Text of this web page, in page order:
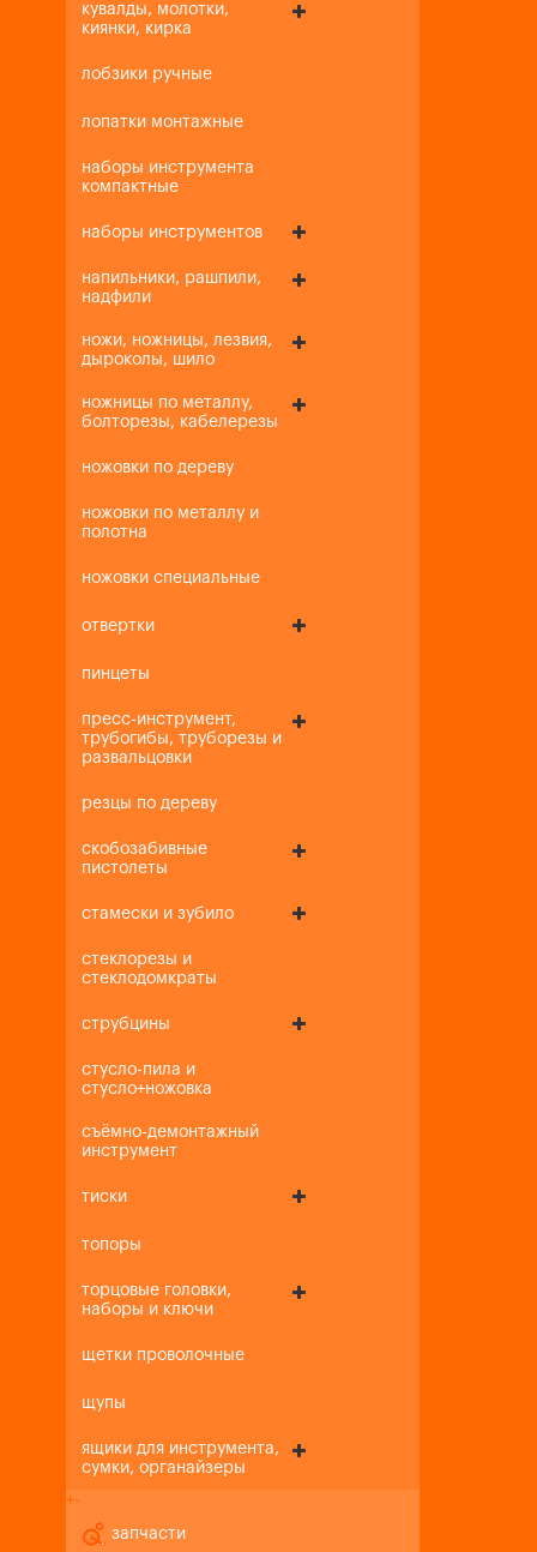
кувалды, молотки,
киянки, кирка
лобзики ручные
лопатки монтажные
наборы инструмента
компактные
наборы инструментов
напильники, рашпили,
надфили
ножи, ножницы, лезвия,
дыроколы, шило
ножницы по металлу,
болторезы, кабелерезы
ножовки по дереву
ножовки по металлу и
полотна
ножовки специальные
отвертки
пинцеты
пресс-инструмент,
трубогибы, труборезы и
развальцовки
резцы по дереву
скобозабивные
пистолеты
стамески и зубило
стеклорезы и
стеклодомкраты
струбцины
стусло-пила и
стусло+ножовка
съёмно-демонтажный
инструмент
тиски
топоры
торцовые головки,
наборы и ключи
щетки проволочные
щупы
ящики для инструмента,
сумки, органайзеры
+-
запчасти